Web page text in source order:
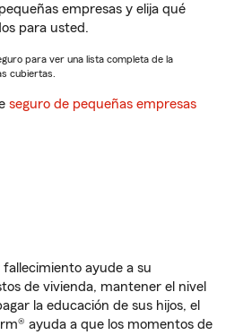
empresas y elija qué
para usted.
para ver una lista completa de la
cubiertas.
seguro de pequeñas empresas
ayude a su
de vivienda, mantener el nivel
la educación de sus hijos, el
ayuda a que los momentos de